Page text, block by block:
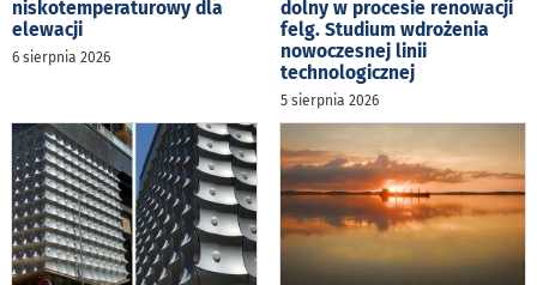
niskotemperaturowy dla
elewacji
6 sierpnia 2026
dolny w procesie renowacji
felg. Studium wdrożenia
nowoczesnej linii
technologicznej
5 sierpnia 2026